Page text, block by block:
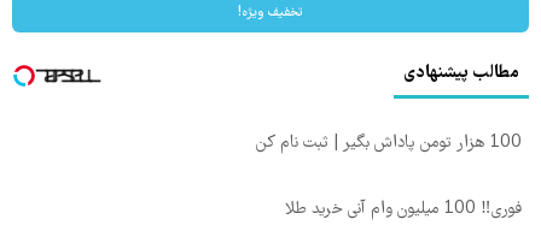
تخفیف ویژه!
مطالب پیشنهادی
100 هزار تومن پاداش بگیر | ثبت نام کن
فوری‼️ 100 میلیون وام آنی خرید طلا